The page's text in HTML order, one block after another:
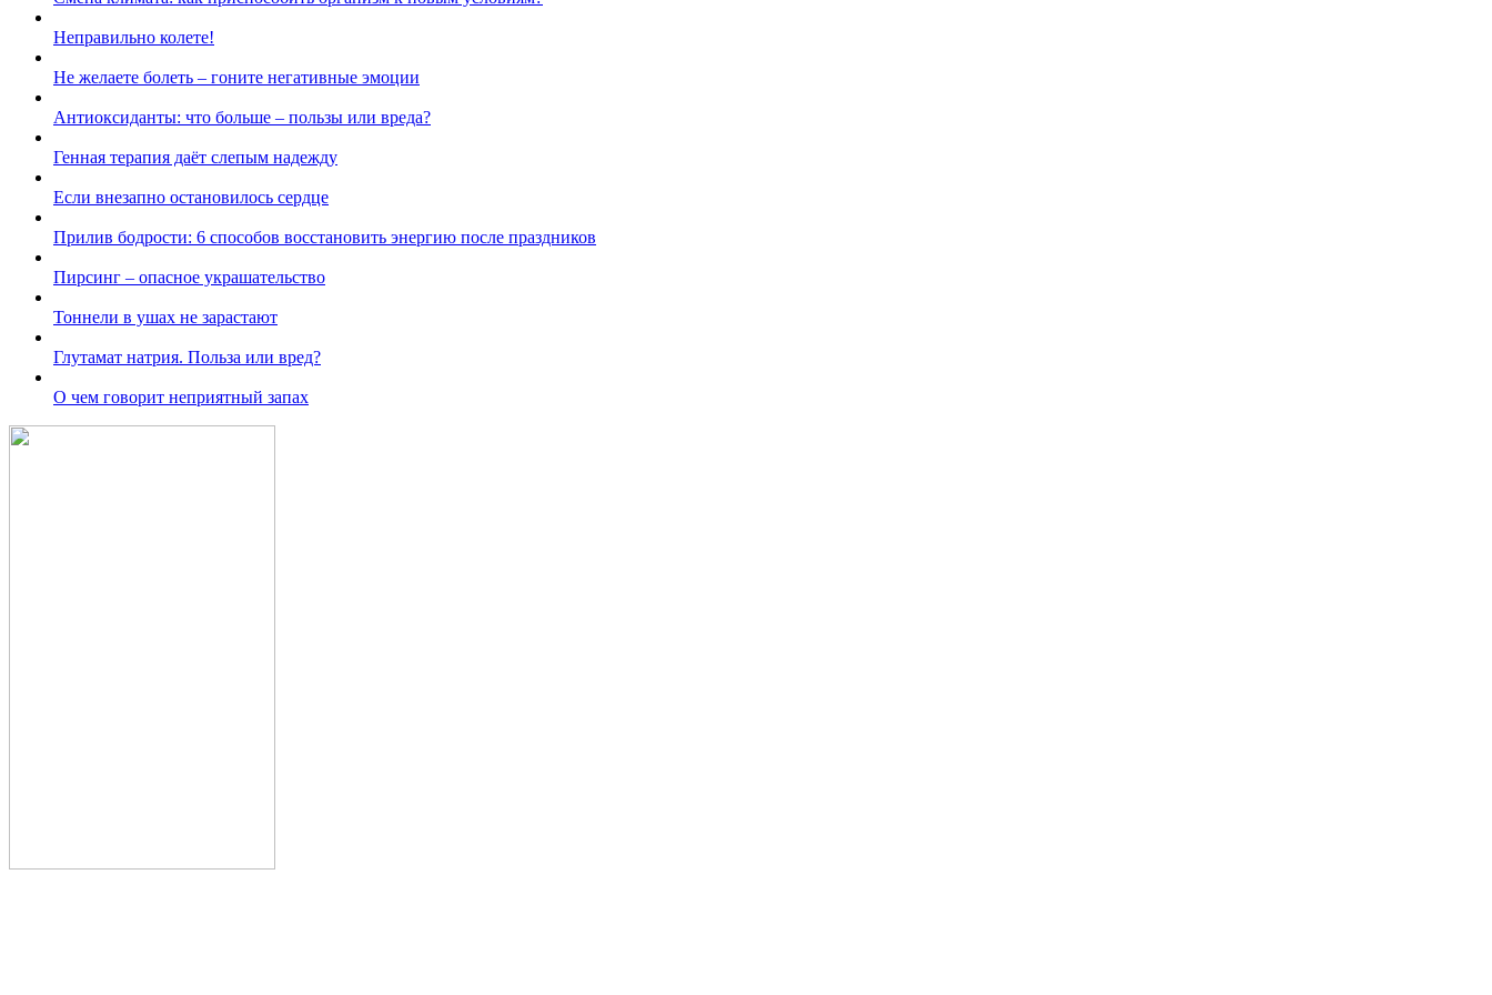
Неправильно колете!
Не желаете болеть – гоните негативные эмоции
Антиоксиданты: что больше – пользы или вреда?
Генная терапия даёт слепым надежду
Если внезапно остановилось сердце
Прилив бодрости: 6 способов восстановить энергию после праздников
Пирсинг – опасное украшательство
Тоннели в ушах не зарастают
Глутамат натрия. Польза или вред?
О чем говорит неприятный запах